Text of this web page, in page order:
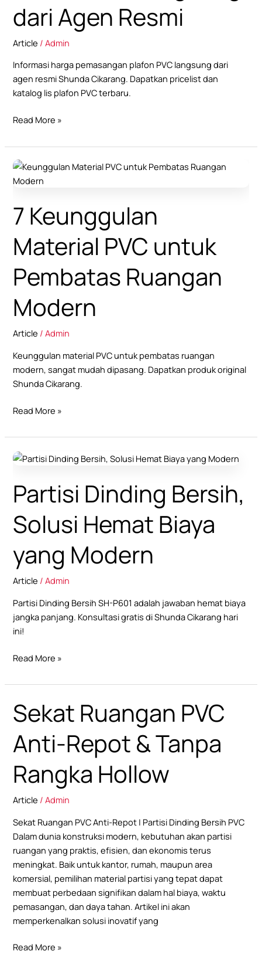
dari Agen Resmi
Article /Admin
Informasi harga pemasangan plafon PVC langsung dari
agen resmi Shunda Cikarang. Dapatkan pricelist dan
katalog lis plafon PVC terbaru.
Read More »
7 Keunggulan
Material PVC untuk
Pembatas Ruangan
Modern
Article /Admin
Keunggulan material PVC untuk pembatas ruangan
modern, sangat mudah dipasang. Dapatkan produk original
Shunda Cikarang.
7
Keunggulan
PVC
untuk
Pembatas
Ruangan
Read More »
Partisi Dinding Bersih,
Solusi Hemat Biaya
yang Modern
Article /Admin
Partisi Dinding Bersih SH-P601 adalah jawaban hemat biaya
jangka panjang. Konsultasi gratis di Shunda Cikarang hari
ini!
Partisi
Bersih,
Solusi
Hemat
Biaya
Modern
Read More »
Sekat Ruangan PVC
Anti-Repot & Tanpa
Rangka Hollow
Article /Admin
Sekat Ruangan PVC Anti-Repot | Partisi Dinding Bersih PVC
Dalam dunia konstruksi modern, kebutuhan akan partisi
ruangan yang praktis, efisien, dan ekonomis terus
meningkat. Baik untuk kantor, rumah, maupun area
komersial, pemilihan material partisi yang tepat dapat
membuat perbedaan signifikan dalam hal biaya, waktu
pemasangan, dan daya tahan. Artikel ini akan
memperkenalkan solusi inovatif yang
Sekat
Ruangan
PVC
Anti-
&
Rangka
Hollow
Read More »